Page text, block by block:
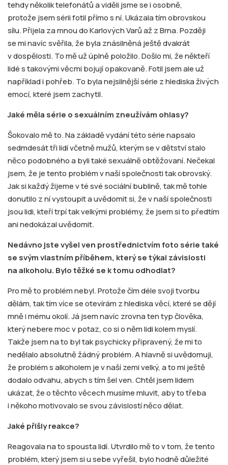
tehdy několik telefonátů a viděli jsme se i osobně,
protože jsem sérii fotil přímo s ní. Ukázala tím obrovskou
sílu. Přijela za mnou do Karlových Varů až z Brna. Později
se mi navíc svěřila, že byla znásilněná ještě dvakrát
v dospělosti. To mě už úplně položilo. Došlo mi, že někteří
lidé s takovými věcmi bojují opakovaně. Fotil jsem ale už
například i pohřeb. To byla nejsilnější série z hlediska živých
emocí, které jsem zachytil.
Jaké měla série o sexuálním zneužívám ohlasy?
Šokovalo mě to. Na základě vydání této série napsalo
sedmdesát tři lidí včetně mužů, kterým se v dětství stalo
něco podobného a byli také sexuálně obtěžovaní. Nečekal
jsem, že je tento problém v naší společnosti tak obrovský.
Jak si každý žijeme v té své sociální bublině, tak mě tohle
donutilo z ní vystoupit a uvědomit si, že v naší společnosti
jsou lidi, kteří trpí tak velkými problémy, že jsem si to předtím
ani nedokázal uvědomit.
Nedávno jste vyšel ven prostřednictvím foto série také
se svým vlastním příběhem, který se týkal závislosti
na alkoholu. Bylo těžké se k tomu odhodlat?
Pro mě to problém nebyl. Protože čím déle svoji tvorbu
dělám, tak tím více se otevírám z hlediska věcí, které se dějí
mně i mému okolí. Já jsem navíc zrovna ten typ člověka,
který nebere moc v potaz, co si o něm lidi kolem myslí.
Takže jsem na to byl tak psychicky připravený, že mi to
nedělalo absolutně žádný problém. A hlavně si uvědomuji,
že problém s alkoholem je v naší zemi velký, a to mi ještě
dodalo odvahu, abych s tím šel ven. Chtěl jsem lidem
ukázat, že o těchto věcech musíme mluvit, aby to třeba
i někoho motivovalo se svou závislostí něco dělat.
Jaké přišly reakce?
Reagovala na to spousta lidí. Utvrdilo mě to v tom, že tento
problém, který jsem si u sebe vyřešil, bylo hodně důležité